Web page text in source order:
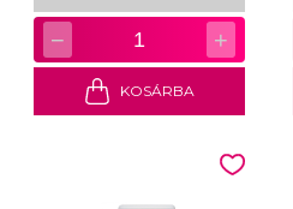
− 1 +
KOSÁRBA